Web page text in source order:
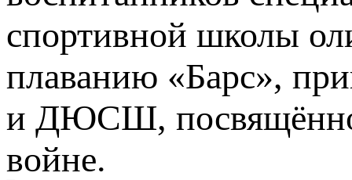
спортивной школы
плаванию «Барс»,
и ДЮСШ,
войне.